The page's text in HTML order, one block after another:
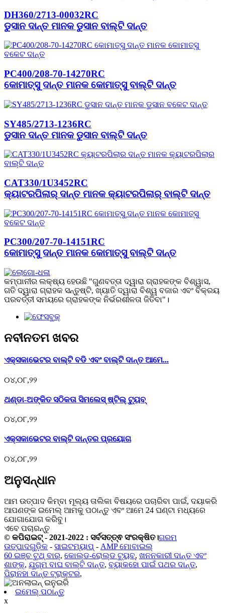
DH360/2713-00032RC
ଡୁସାନ ଦାନ୍ତ ମାନକ ଡୁସାନ ବାଲ୍ଟି ଦାନ୍ତ
PC400/208-70-14270RC
କୋମାତ୍ସୁ ଦାନ୍ତ ମାନକ କୋମାତ୍ସୁ ବାଲ୍ଟି ଦାନ୍ତ
SY485/2713-1236RC
ଡୁସାନ ଦାନ୍ତ ମାନକ ଡୁସାନ ବାଲ୍ଟି ଦାନ୍ତ
CAT330/1U3452RC
କ୍ୟାଟରପିଲାର୍ ଦାନ୍ତ ମାନକ କ୍ୟାଟରପିଲାର୍ ବାଲ୍ଟି ଦାନ୍ତ
PC300/207-70-14151RC
କୋମାତ୍ସୁ ଦାନ୍ତ ମାନକ କୋମାତ୍ସୁ ବାଲ୍ଟି ଦାନ୍ତ
କମ୍ପାନୀର ଲକ୍ଷ୍ୟ ହେଉଛି "ଗୁଣବତ୍ତା ଦ୍ୱାରା ଗ୍ରାହକଙ୍କ ବିଶ୍ୱାସ,
ଗତି ଦ୍ୱାରା ଗ୍ରାହକ ସନ୍ତୁଷ୍ଟି, ଖ୍ୟାତି ଦ୍ୱାରା ବିଶ୍ୱ ବଜାର ଏବଂ ବିକ୍ରୟ
ପରବର୍ତ୍ତୀ ସମୟରେ ଗ୍ରାହକଙ୍କ ନିର୍ଭରଶୀଳତା ଜିତିବା"।
ନବୀନତମ ଖବର
ଏକ୍ସକାଭେଟର ବାଲ୍ଟି ବଡି ଏବଂ ବାଲ୍ଟି ଦାନ୍ତ ଆମେ...
୦୪,୦୮,୨୨
ଥଣ୍ଡା-ଅଙ୍କିତ ସଠିକତା ସିମଲେସ୍ ଷ୍ଟିଲ୍ ଟ୍ୟୁବ୍
୦୪,୦୮,୨୨
ଏକ୍ସକାଭେଟର ବାଲ୍ଟି ଦାନ୍ତର ପ୍ରୟୋଗ
୦୪,୦୮,୨୨
ଅନୁସନ୍ଧାନ
ଆମ ଉତ୍ପାଦ କିମ୍ବା ମୂଲ୍ୟ ତାଲିକା ବିଷୟରେ ପଚାରିବା ପାଇଁ, ଦୟାକରି
ଆପଣଙ୍କ ଇମେଲ୍ ଆମକୁ ପଠାନ୍ତୁ ଏବଂ ଆମେ 24 ଘଣ୍ଟା ମଧ୍ୟରେ
ଯୋଗାଯୋଗ କରିବୁ।
ଏବେ ପଚାରନ୍ତୁ
© କପିରାଇଟ୍ - 2021-2022 : ସର୍ବସତ୍ତ୍ଵ ସଂରକ୍ଷିତ।ଗରମ
ଉତ୍ପାଦଗୁଡ଼ିକ - ସାଇଟମ୍ୟାପ୍ - AMP ମୋବାଇଲ୍
60 ଇଞ୍ଚ ଟୁଥ୍ ବାର୍, କୋଲ୍ଡ-ରୋଲ୍ଡ ଟ୍ୟୁବ୍, ଖନନକାରୀ ଦାନ୍ତ ଏବଂ
ଶାଙ୍କ୍, ଯୁଗ୍ମ ବାଘ ବାଲ୍ଟି ଦାନ୍ତ, ବ୍ୟାକହୋ ପାଇଁ ପଥର ଦାନ୍ତ,
ପିରାନହା ଦାନ୍ତ ଟ୍ରାକ୍ଟର,
ଇମେଲ୍ ପଠାନ୍ତୁ
x